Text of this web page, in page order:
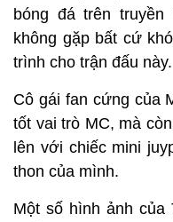
bóng đá trên
không gặp bất cứ
trình cho trận đấu này.
Cô gái fan cứng của
tốt vai trò MC, mà
lên với chiếc mini
thon của mình.
Một số hình ảnh của